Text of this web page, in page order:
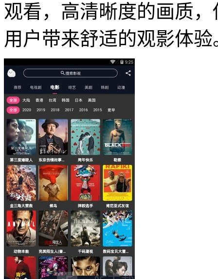
观看，高清晰度的画质
用户带来舒适的观影体验